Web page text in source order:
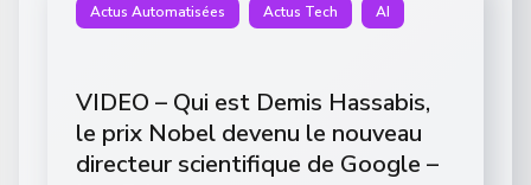
Actus Automatisées Actus Tech AI
VIDEO – Qui est Demis Hassabis,
le prix Nobel devenu le nouveau
directeur scientifique de Google –